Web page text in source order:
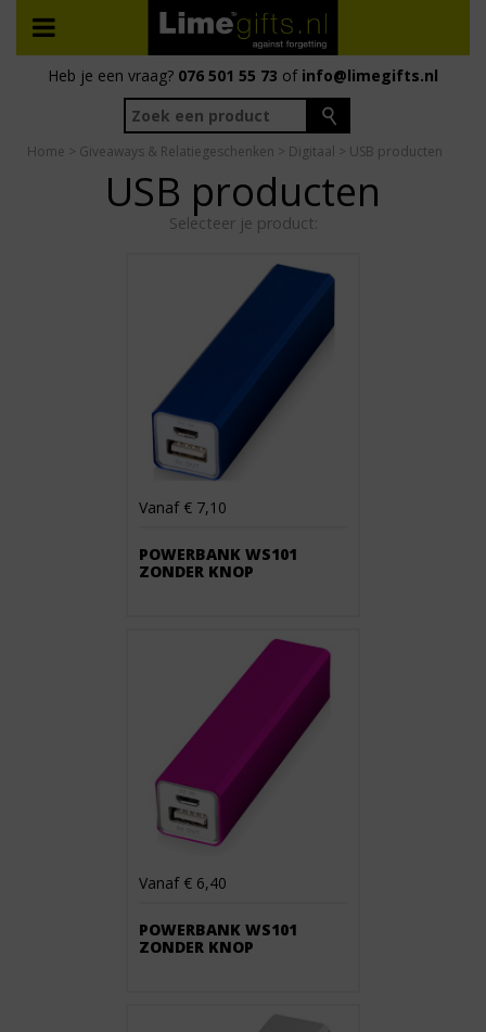
Heb je een vraag? 076 501 55 73 of info@limegifts.nl
Home > Giveaways & Relatiegeschenken > Digitaal > USB producten
USB producten
Selecteer je product:
Vanaf € 7,10
POWERBANK WS101
ZONDER KNOP
Vanaf € 6,40
POWERBANK WS101
ZONDER KNOP